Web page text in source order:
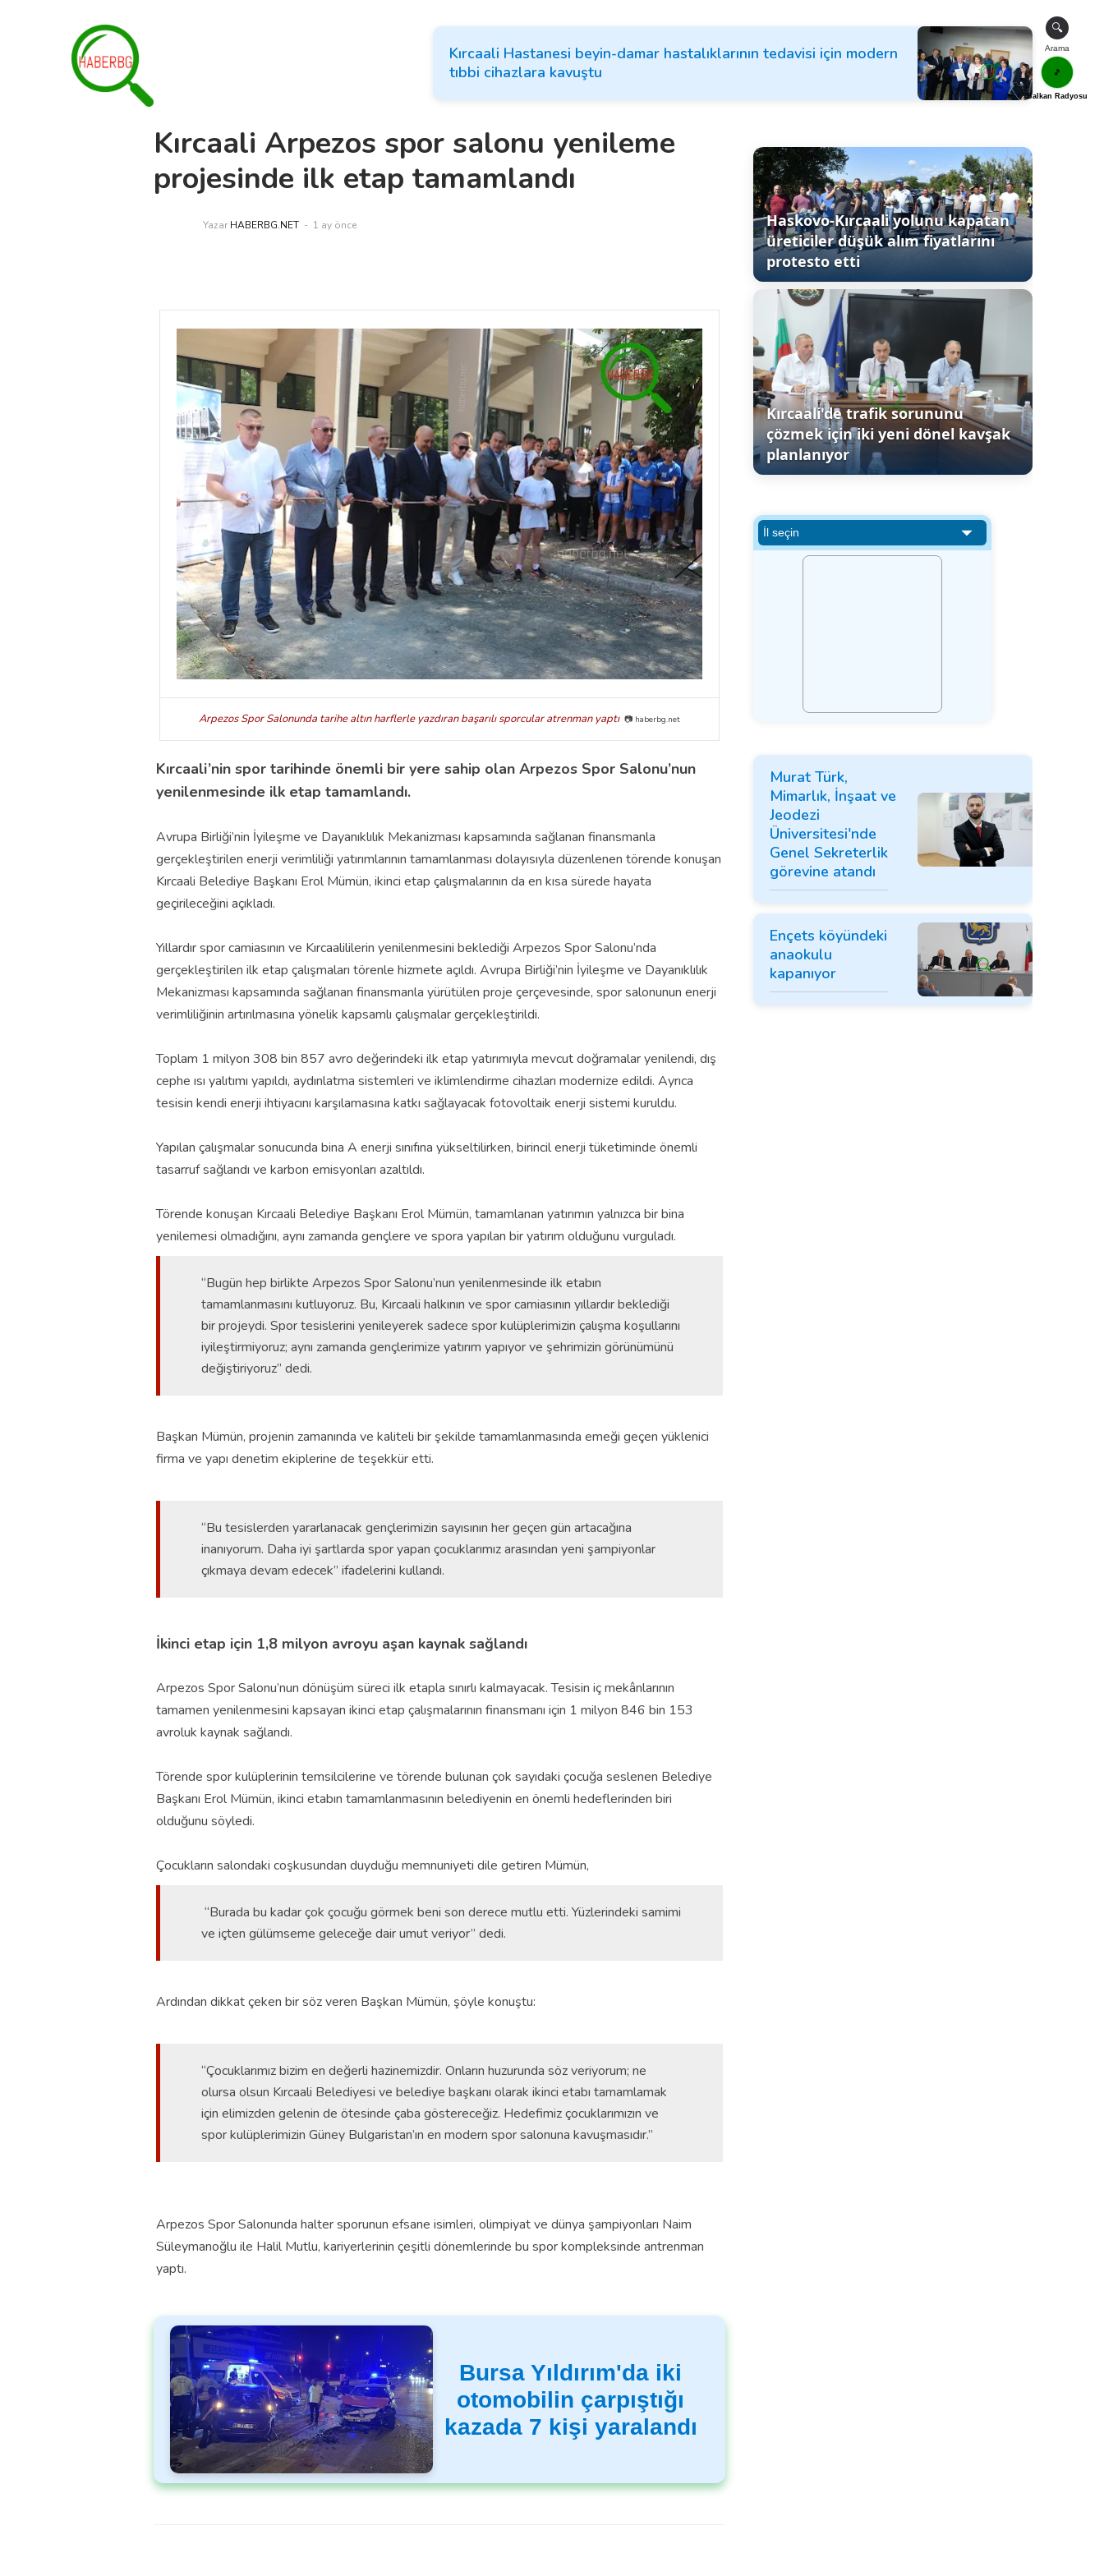
Kırcaali Hastanesi beyin-damar hastalıklarının tedavisi için modern
tıbbi cihazlara kavuştu
Kırcaali Arpezos spor salonu yenileme
projesinde ilk etap tamamlandı
Yazar HABERBG.NET 1 ay önce
Arpezos Spor Salonunda tarihe altın harflerle yazdıran başarılı sporcular atrenman yaptı 📷 haberbg.net
Kırcaali’nin spor tarihinde önemli bir yere sahip olan Arpezos Spor Salonu’nun
yenilenmesinde ilk etap tamamlandı.
Avrupa Birliği’nin İyileşme ve Dayanıklılık Mekanizması kapsamında sağlanan finansmanla
gerçekleştirilen enerji verimliliği yatırımlarının tamamlanması dolayısıyla düzenlenen törende konuşan
Kırcaali Belediye Başkanı Erol Mümün, ikinci etap çalışmalarının da en kısa sürede hayata
geçirileceğini açıkladı.
Yıllardır spor camiasının ve Kırcaalililerin yenilenmesini beklediği Arpezos Spor Salonu’nda
gerçekleştirilen ilk etap çalışmaları törenle hizmete açıldı. Avrupa Birliği’nin İyileşme ve Dayanıklılık
Mekanizması kapsamında sağlanan finansmanla yürütülen proje çerçevesinde, spor salonunun enerji
verimliliğinin artırılmasına yönelik kapsamlı çalışmalar gerçekleştirildi.
Toplam 1 milyon 308 bin 857 avro değerindeki ilk etap yatırımıyla mevcut doğramalar yenilendi, dış
cephe ısı yalıtımı yapıldı, aydınlatma sistemleri ve iklimlendirme cihazları modernize edildi. Ayrıca
tesisin kendi enerji ihtiyacını karşılamasına katkı sağlayacak fotovoltaik enerji sistemi kuruldu.
Yapılan çalışmalar sonucunda bina A enerji sınıfına yükseltilirken, birincil enerji tüketiminde önemli
tasarruf sağlandı ve karbon emisyonları azaltıldı.
Törende konuşan Kırcaali Belediye Başkanı Erol Mümün, tamamlanan yatırımın yalnızca bir bina
yenilemesi olmadığını, aynı zamanda gençlere ve spora yapılan bir yatırım olduğunu vurguladı.
“Bugün hep birlikte Arpezos Spor Salonu’nun yenilenmesinde ilk etabın
tamamlanmasını kutluyoruz. Bu, Kırcaali halkının ve spor camiasının yıllardır beklediği
bir projeydi. Spor tesislerini yenileyerek sadece spor kulüplerimizin çalışma koşullarını
iyileştirmiyoruz; aynı zamanda gençlerimize yatırım yapıyor ve şehrimizin görünümünü
değiştiriyoruz” dedi.
Başkan Mümün, projenin zamanında ve kaliteli bir şekilde tamamlanmasında emeği geçen yüklenici
firma ve yapı denetim ekiplerine de teşekkür etti.
“Bu tesislerden yararlanacak gençlerimizin sayısının her geçen gün artacağına
inanıyorum. Daha iyi şartlarda spor yapan çocuklarımız arasından yeni şampiyonlar
çıkmaya devam edecek” ifadelerini kullandı.
İkinci etap için 1,8 milyon avroyu aşan kaynak sağlandı
Arpezos Spor Salonu’nun dönüşüm süreci ilk etapla sınırlı kalmayacak. Tesisin iç mekânlarının
tamamen yenilenmesini kapsayan ikinci etap çalışmalarının finansmanı için 1 milyon 846 bin 153
avroluk kaynak sağlandı.
Törende spor kulüplerinin temsilcilerine ve törende bulunan çok sayıdaki çocuğa seslenen Belediye
Başkanı Erol Mümün, ikinci etabın tamamlanmasının belediyenin en önemli hedeflerinden biri
olduğunu söyledi.
Çocukların salondaki coşkusundan duyduğu memnuniyeti dile getiren Mümün,
“Burada bu kadar çok çocuğu görmek beni son derece mutlu etti. Yüzlerindeki samimi
ve içten gülümseme geleceğe dair umut veriyor” dedi.
Ardından dikkat çeken bir söz veren Başkan Mümün, şöyle konuştu:
“Çocuklarımız bizim en değerli hazinemizdir. Onların huzurunda söz veriyorum; ne
olursa olsun Kırcaali Belediyesi ve belediye başkanı olarak ikinci etabı tamamlamak
için elimizden gelenin de ötesinde çaba göstereceğiz. Hedefimiz çocuklarımızın ve
spor kulüplerimizin Güney Bulgaristan’ın en modern spor salonuna kavuşmasıdır.”
Arpezos Spor Salonunda halter sporunun efsane isimleri, olimpiyat ve dünya şampiyonları Naim
Süleymanoğlu ile Halil Mutlu, kariyerlerinin çeşitli dönemlerinde bu spor kompleksinde antrenman
yaptı.
Bursa Yıldırım'da iki
otomobilin çarpıştığı
kazada 7 kişi yaralandı
Haskovo-Kırcaali yolunu kapatan
üreticiler düşük alım fiyatlarını
protesto etti
Kırcaali'de trafik sorununu
çözmek için iki yeni dönel kavşak
planlanıyor
Murat Türk,
Mimarlık, İnşaat ve
Jeodezi
Üniversitesi'nde
Genel Sekreterlik
görevine atandı
Ençets köyündeki
anaokulu
kapanıyor
🔍
Arama
🎵
Balkan Radyosu